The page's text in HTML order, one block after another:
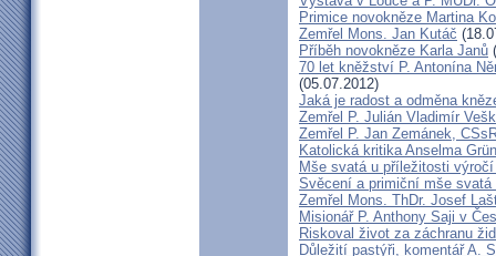
Primice novokněze Martina
Zemřel Mons. Jan Kutáč
Příběh novokněze Karla Janů
70 let kněžství P. Antonína
(05.07.2012)
Jaká je radost a odměna
Zemřel P. Julián Vladimír
Zemřel P. Jan Zemánek,
Katolická kritika Anselma
Mše svatá u příležitosti
Svěcení a primiční mše
Zemřel Mons. ThDr. Josef
Misionář P. Anthony Saji v
Riskoval život za záchranu
Důležití pastýři, komentář A.